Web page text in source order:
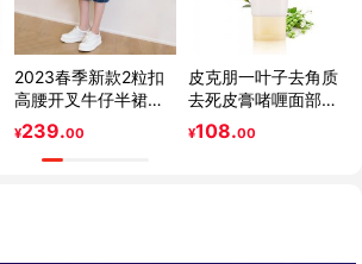
2023春季新款2粒扣
高腰开叉牛仔半裙女
复古百搭中长裙
¥239.00
皮克朋一叶子去角质
去死皮膏啫喱面部温
和祛黑头全身温和补
水凝胶磨砂膏 新鲜护
¥108.00